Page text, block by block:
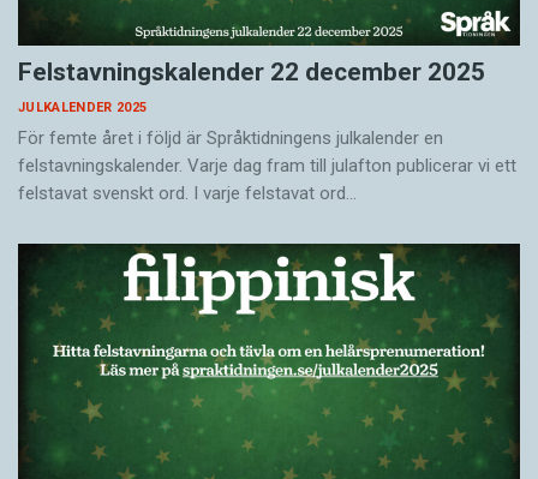
Felstavningskalender 22 december 2025
JULKALENDER 2025
För femte året i följd är Språktidningens julkalender en
felstavningskalender. Varje dag fram till julafton publicerar vi ett
felstavat svenskt ord. I varje felstavat ord…